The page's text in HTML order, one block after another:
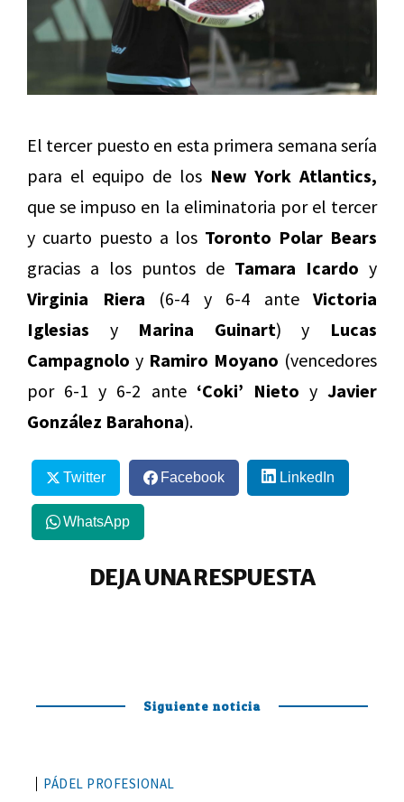
El tercer puesto en esta primera semana sería
para el equipo de los New York Atlantics,
que se impuso en la eliminatoria por el tercer
y cuarto puesto a los Toronto Polar Bears
gracias a los puntos de Tamara Icardo y
Virginia Riera (6-4 y 6-4 ante Victoria
Iglesias y Marina Guinart) y Lucas
Campagnolo y Ramiro Moyano (vencedores
por 6-1 y 6-2 ante ‘Coki’ Nieto y Javier
González Barahona).
Twitter Facebook LinkedIn
WhatsApp
DEJA UNA RESPUESTA
Siguiente noticia
PÁDEL PROFESIONAL